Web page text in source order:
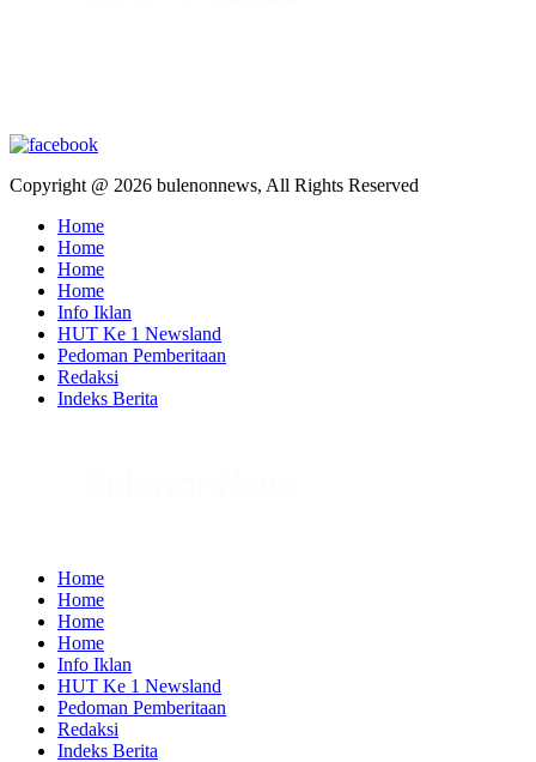
Copyright @ 2026 bulenonnews, All Rights Reserved
Home
Home
Home
Home
Info Iklan
HUT Ke 1 Newsland
Pedoman Pemberitaan
Redaksi
Indeks Berita
Home
Home
Home
Home
Info Iklan
HUT Ke 1 Newsland
Pedoman Pemberitaan
Redaksi
Indeks Berita